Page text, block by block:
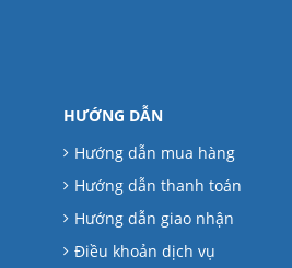
HƯỚNG DẪN
Hướng dẫn mua hàng
Hướng dẫn thanh toán
Hướng dẫn giao nhận
Điều khoản dịch vụ